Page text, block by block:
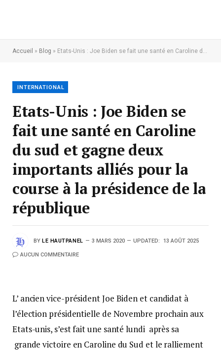
Accueil » Blog » Etats-Unis : Joe Biden se fait une santé en Caroline du sud et gagne deux importants alliés pour la course à la présidence de la république
INTERNATIONAL
Etats-Unis : Joe Biden se
fait une santé en Caroline
du sud et gagne deux
importants alliés pour la
course à la présidence de la
république
BY LE HAUTPANEL 3 MARS 2020 UPDATED: 13 AOÛT 2025
AUCUN COMMENTAIRE
L’ ancien vice-président Joe Biden et candidat à
l’élection présidentielle de Novembre prochain aux
Etats-unis, s’est fait une santé lundi après sa
grande victoire en Caroline du Sud et le ralliement